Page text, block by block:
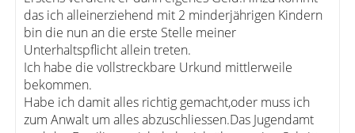
das ich alleinerziehend mit 2 minderjährigen Kindern
bin die nun an die erste Stelle meiner
Unterhaltspflicht allein treten.
Ich habe die vollstreckbare Urkund mittlerweile
bekommen.
Habe ich damit alles richtig gemacht,oder muss ich
zum Anwalt um alles abzuschliessen.Das Jugendamt